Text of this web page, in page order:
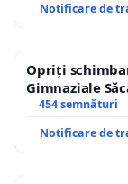
Notificare de
Opriți
Gimnaziale
454 semnături
Notificare de